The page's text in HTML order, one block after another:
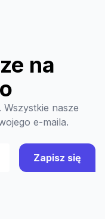
na
nasze
e-maila.
Zapisz się